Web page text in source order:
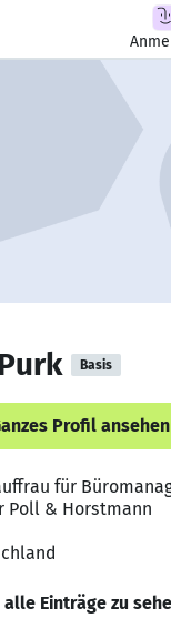
Basis
Profil ansehen
für
Poll & Horstmann
alle Einträge zu